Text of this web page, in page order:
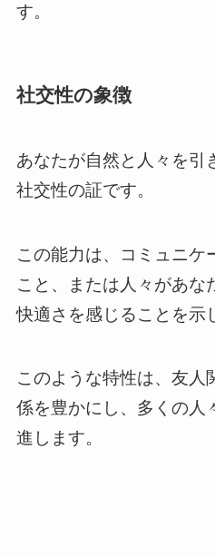
す。
社交性の象徴
あなたが自然と人々を引
社交性の証です。
この能力は、コミュニケ
こと、または人々があな
快適さを感じることを示
このような特性は、友人
係を豊かにし、多くの人
進します。